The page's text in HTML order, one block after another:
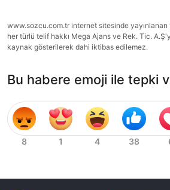
www.sozcu.com.tr internet sitesinde yayınlanan
her türlü telif hakkı Mega Ajans ve Rek. Tic.
kaynak gösterilerek dahi iktibas edilemez.
Bu habere emoji ile tepki